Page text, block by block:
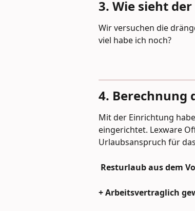
3. Wie sieht
Wir versuchen die
viel habe ich noch?
4. Berechnung
Mit der Einrichtung
eingerichtet. Lexware
Urlaubsanspruch für
Resturlaub aus dem
+ Arbeitsvertraglich